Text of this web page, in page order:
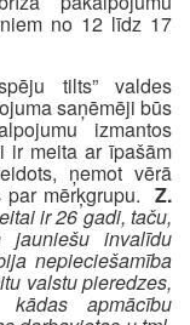
no 12 līdz 17
tilts” valdes
saņēmēji būs
izmantos
ir meita ar īpašām
ņemot vērā
mērķgrupu. Z.
ir 26 gadi, taču,
invalīdu
nepieciešamība
valstu pieredzes,
apmācību